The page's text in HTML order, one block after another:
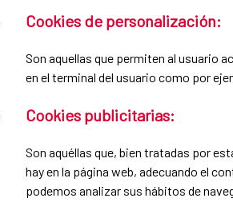
Cookies de personalización:
Son aquellas que permiten al usuario
en el terminal del usuario como por
Cookies publicitarias:
Son aquéllas que, bien tratadas por
hay en la página web, adecuando el
podemos analizar sus hábitos de